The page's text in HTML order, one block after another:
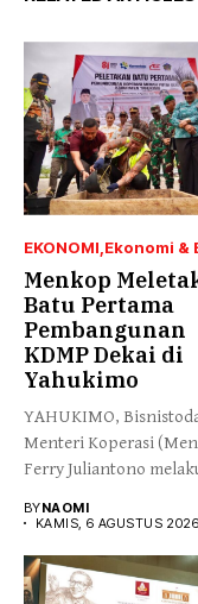
EKONOMI Ekonomi &
Menkop
Batu Pertama
Pembangunan
KDMP Dekai di
Yahukimo
YAHUKIMO,
Menteri Koperasi
Ferry Juliantono
BYNAOMI
KAMIS, 6 AGUSTUS